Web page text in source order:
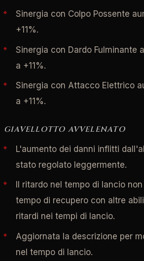
Sinergia con Colpo Possente
+11%.
Sinergia con Dardo Fulminante
a +11%.
Sinergia con Attacco Elettrico
a +11%.
GIAVELLOTTO AVVELENATO
L'aumento dei danni inflitti
stato regolato leggermente.
Il ritardo nel tempo di lancio
tempo di recupero con altre
ritardi nei tempi di lancio.
Aggiornata la descrizione per
nel tempo di lancio.